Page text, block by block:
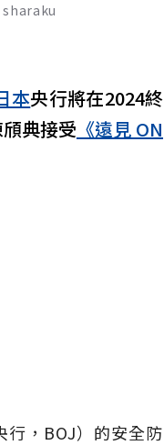
sharaku
本央行將在2024終
典接受 《遠見 ON
，BOJ）的安全防